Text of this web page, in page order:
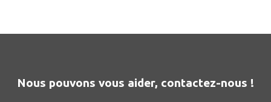
Nous pouvons vous aider, contactez-nous !